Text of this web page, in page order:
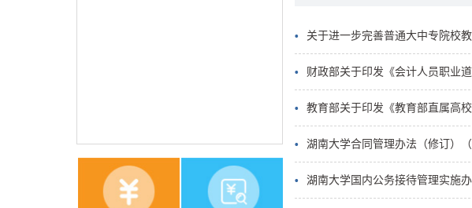
关于进一步完善普通大中专院校
财政部关于印发《会计人员职业
教育部关于印发《教育部直属高
湖南大学合同管理办法（修订）（
湖南大学国内公务接待管理实施